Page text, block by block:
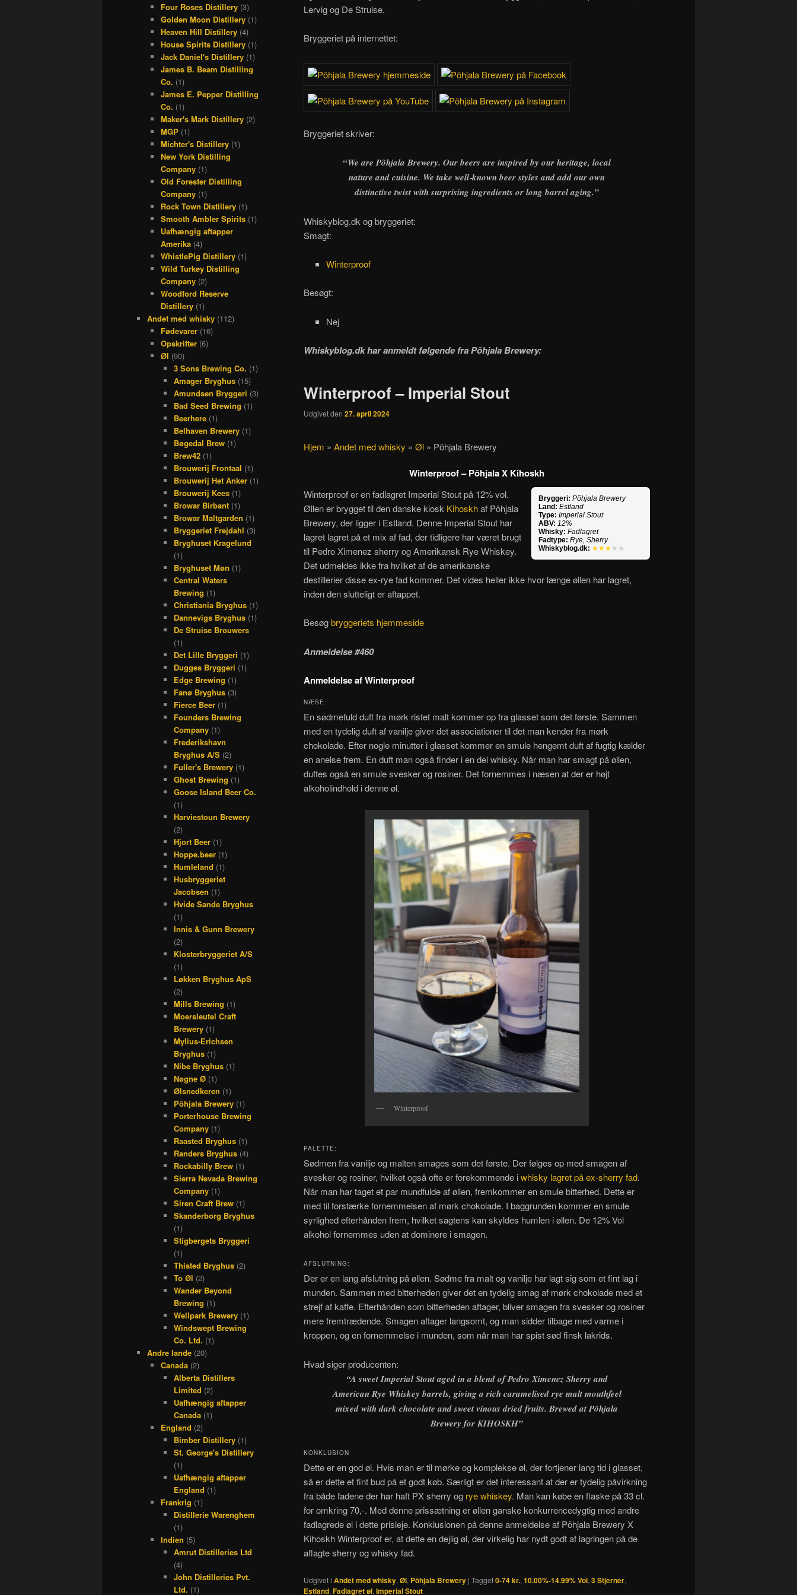
Lervig og De Struise.
Bryggeriet på internettet:
Bryggeriet skriver:
“We are Põhjala Brewery. Our beers are inspired by our heritage, local
nature and cuisine. We take well‑known beer styles and add our own
distinctive twist with surprising ingredients or long barrel aging.”
Whiskyblog.dk og bryggeriet:
Smagt:
Winterproof
Besøgt:
Nej
Whiskyblog.dk har anmeldt følgende fraPõhjala Brewery:
Winterproof – Imperial Stout
Udgivet den 27. april 2024
Hjem » Andet med whisky » Øl » Põhjala Brewery
Winterproof – Põhjala X Kihoskh
Bryggeri: Põhjala Brewery
Land: Estland
Type: Imperial Stout
ABV: 12%
Whisky: Fadlagret
Fadtype: Rye, Sherry
Whiskyblog.dk: ★★★ ★★
Winterproof er en fadlagret Imperial Stout på 12% vol.
Øllen er brygget til den danske kiosk Kihoskhaf Põhjala
Brewery, der ligger i Estland. Denne Imperial Stout har
lagret lagret på et mix af fad, der tidligere har været brugt
til Pedro Ximenez sherry og Amerikansk Rye Whiskey.
Det udmeldes ikke fra hvilket af de amerikanske
destillerier disse ex-rye fad kommer. Det vides heller ikke hvor længe øllen har lagret,
inden den slutteligt er aftappet.
Besøgbryggeriets hjemmeside
Anmeldelse #460
Anmeldelse af Winterproof
NÆSE:
En sødmefuld duft fra mørk ristet malt kommer op fra glasset som det første. Sammen
med en tydelig duft af vanilje giver det associationer til det man kender fra mørk
chokolade. Efter nogle minutter i glasset kommer en smule hengemt duft af fugtig kælder
en anelse frem. En duft man også finder i en del whisky. Når man har smagt på øllen,
duftes også en smule svesker og rosiner. Det fornemmes i næsen at der er højt
alkoholindhold i denne øl.
Winterproof
PALETTE:
Sødmen fra vanilje og malten smages som det første. Der følges op med smagen af
svesker og rosiner, hvilket også ofte er forekommende iwhisky lagret på ex-sherry fad.
Når man har taget et par mundfulde af øllen, fremkommer en smule bitterhed. Dette er
med til forstærke fornemmelsen af mørk chokolade. I baggrunden kommer en smule
syrlighed efterhånden frem, hvilket sagtens kan skyldes humlen i øllen. De 12% Vol
alkohol fornemmes uden at dominere i smagen.
AFSLUTNING:
Der er en lang afslutning på øllen. Sødme fra malt og vanilje har lagt sig som et fint lag i
munden. Sammen med bitterheden giver det en tydelig smag af mørk chokolade med et
strejf af kaffe. Efterhånden som bitterheden aftager, bliver smagen fra svesker og rosiner
mere fremtrædende. Smagen aftager langsomt, og man sidder tilbage med varme i
kroppen, og en fornemmelse i munden, som når man har spist sød finsk lakrids.
Hvad siger producenten:
“A sweet Imperial Stout aged in a blend of Pedro Ximenez Sherry and
American Rye Whiskey barrels, giving a rich caramelised rye malt mouthfeel
mixed with dark chocolate and sweet vinous dried fruits. Brewed at Põhjala
Brewery for KIHOSKH”
KONKLUSION
Dette er en god øl. Hvis man er til mørke og komplekse øl, der fortjener lang tid i glasset,
så er dette et fint bud på et godt køb. Særligt er det interessant at der er tydelig påvirkning
fra både fadene der har haft PX sherry og rye whiskey. Man kan købe en flaske på 33 cl.
for omkring 70,-. Med denne prissætning er øllen ganske konkurrencedygtig med andre
fadlagrede øl i dette prisleje. Konklusionen på denne anmeldelse af Põhjala Brewery X
Kihoskh Winterproof er, at dette en dejlig øl, der virkelig har nydt godt af lagringen på de
aflagte sherry og whisky fad.
Udgivet i Andet med whisky, Øl, Põhjala Brewery | Tagget0-74 kr., 10.00%-14.99% Vol, 3 Stjerner,
Estland, Fadlagret øl, Imperial Stout
Four Roses Distillery(3)
Golden Moon Distillery(1)
Heaven Hill Distillery(4)
House Spirits Distillery(1)
Jack Daniel's Distillery(1)
James B. Beam Distilling
Co. (1)
James E. Pepper Distilling
Co. (1)
Maker's Mark Distillery(2)
MGP(1)
Michter's Distillery(1)
New York Distilling
Company(1)
Old Forester Distilling
Company(1)
Rock Town Distillery(1)
Smooth Ambler Spirits(1)
Uafhængig aftapper
Amerika(4)
WhistlePig Distillery(1)
Wild Turkey Distilling
Company(2)
Woodford Reserve
Distillery(1)
Andet med whisky (112)
Fødevarer(16)
Opskrifter(6)
Øl (90)
3 Sons Brewing Co. (1)
Amager Bryghus (15)
Amundsen Bryggeri (3)
Bad Seed Brewing (1)
Beerhere (1)
Belhaven Brewery (1)
Bøgedal Brew (1)
Brew42 (1)
Brouwerij Frontaal (1)
Brouwerij Het Anker (1)
Brouwerij Kees (1)
Browar Birbant (1)
Browar Maltgarden (1)
Bryggeriet Frejdahl (3)
Bryghuset Kragelund
(1)
Bryghuset Møn (1)
Central Waters
Brewing (1)
Christiania Bryghus (1)
Dannevigs Bryghus (1)
De Struise Brouwers
(1)
Det Lille Bryggeri (1)
Dugges Bryggeri (1)
Edge Brewing (1)
Fanø Bryghus (3)
Fierce Beer (1)
Founders Brewing
Company (1)
Frederikshavn
Bryghus A/S (2)
Fuller's Brewery (1)
Ghost Brewing (1)
Goose Island Beer Co.
(1)
Harviestoun Brewery
(2)
Hjort Beer (1)
Hoppe.beer (1)
Humleland (1)
Husbryggeriet
Jacobsen (1)
Hvide Sande Bryghus
(1)
Innis & Gunn Brewery
(2)
Klosterbryggeriet A/S
(1)
Løkken Bryghus ApS
(2)
Mills Brewing (1)
Moersleutel Craft
Brewery (1)
Mylius-Erichsen
Bryghus (1)
Nibe Bryghus (1)
Nøgne Ø (1)
Ølsnedkeren (1)
Põhjala Brewery (1)
Porterhouse Brewing
Company (1)
Raasted Bryghus (1)
Randers Bryghus (4)
Rockabilly Brew (1)
Sierra Nevada Brewing
Company (1)
Siren Craft Brew (1)
Skanderborg Bryghus
(1)
Stigbergets Bryggeri
(1)
Thisted Bryghus (2)
To Øl (2)
Wander Beyond
Brewing (1)
Wellpark Brewery (1)
Windswept Brewing
Co. Ltd. (1)
Andre lande (20)
Canada(2)
Alberta Distillers
Limited (2)
Uafhængig aftapper
Canada (1)
England (2)
Bimber Distillery (1)
St. George's Distillery
(1)
Uafhængig aftapper
England (1)
Frankrig (1)
Distillerie Warenghem
(1)
Indien (5)
Amrut Distilleries Ltd
(4)
John Distilleries Pvt.
Ltd. (1)